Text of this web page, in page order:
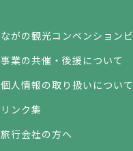
ながの観光コンベンション
事業の共催・後援について
個人情報の取り扱いについて
リンク集
旅行会社の方へ